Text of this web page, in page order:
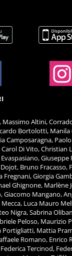
Massimo Altini,
Bortolotti, Manila
Camposaragna,
Di Vito, Christian
Giuseppe
Bruno Fracasso,
Fregnani, Giorgia
Ghignone, Marlène
Giacomo Mangano,
Luca Mauro
Nigra, Sabrina
Peloso, Maurizio
Portigliatti, Mattia
Romano, Enrico
Tercinod,